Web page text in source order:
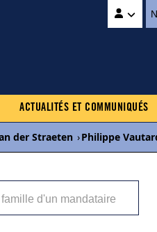
ACTUALITÉS ET COMMUNIQUÉS
der Straeten ›Philippe